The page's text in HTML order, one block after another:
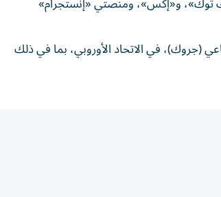
(جروك)، في الاتحاد الأوروبي، بما في ذلك